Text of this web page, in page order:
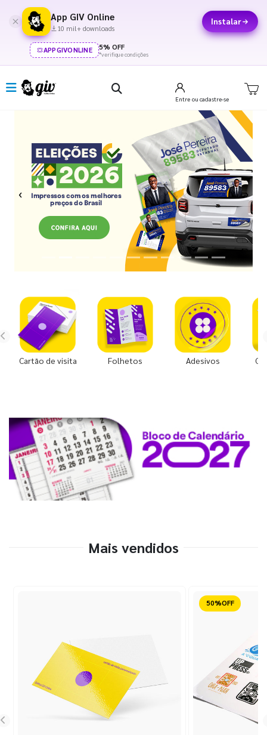
App GIV Online
10 mil+ downloads
Instalar
APPGIVONLINE 5% OFF
*verifique condições
Entre ou cadastre-se
Previous Next
Cartão de visita Folhetos Adesivos
Mais vendidos
Reduzido